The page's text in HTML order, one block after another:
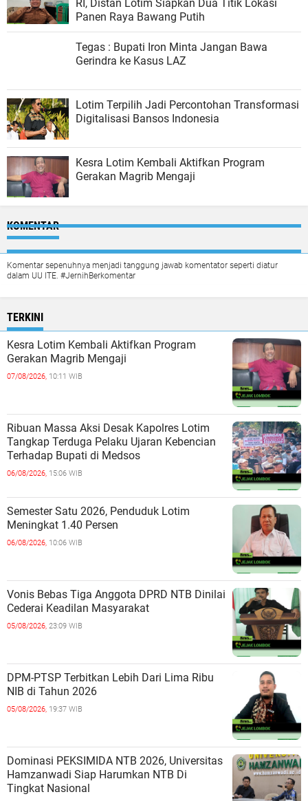
RI, Distan Lotim Siapkan Dua Titik Lokasi
Panen Raya Bawang Putih
Tegas : Bupati Iron Minta Jangan Bawa
Gerindra ke Kasus LAZ
Lotim Terpilih Jadi Percontohan Transformasi
Digitalisasi Bansos Indonesia
Kesra Lotim Kembali Aktifkan Program
Gerakan Magrib Mengaji
KOMENTAR
Komentar sepenuhnya menjadi tanggung jawab komentator seperti diatur
dalam UU ITE. #JernihBerkomentar
TERKINI
Kesra Lotim Kembali Aktifkan Program
Gerakan Magrib Mengaji
07/08/2026, 10:11 WIB
Ribuan Massa Aksi Desak Kapolres Lotim
Tangkap Terduga Pelaku Ujaran Kebencian
Terhadap Bupati di Medsos
06/08/2026, 15:06 WIB
Semester Satu 2026, Penduduk Lotim
Meningkat 1.40 Persen
06/08/2026, 10:06 WIB
Vonis Bebas Tiga Anggota DPRD NTB Dinilai
Cederai Keadilan Masyarakat
05/08/2026, 23:09 WIB
DPM-PTSP Terbitkan Lebih Dari Lima Ribu
NIB di Tahun 2026
05/08/2026, 19:37 WIB
Dominasi PEKSIMIDA NTB 2026, Universitas
Hamzanwadi Siap Harumkan NTB Di
Tingkat Nasional